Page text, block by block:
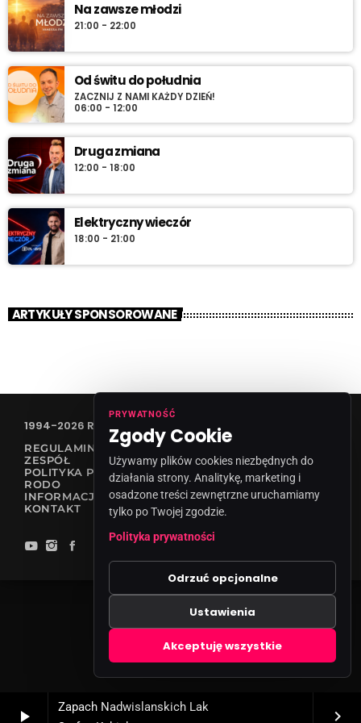
play_arrow
Zapach Nadwislanskich Lak
keyboard_arrow_right
Na zawsze młodzi
21:00 - 22:00
Od świtu do południa
ZACZNIJ Z NAMI KAŻDY DZIEŃ!
06:00 - 12:00
Druga zmiana
12:00 - 18:00
Elektryczny wieczór
18:00 - 21:00
ARTYKUŁY SPONSOROWANE
1994-2026 RADIO VANESSA SPÓŁKA Z O.O
REGULAMIN KONKURSÓW
ZESPÓŁ
POLITYKA PRYWATNOŚCI
RODO
INFORMACJA O NADAWCY
KONTAKT
PRYWATNOŚĆ
Zgody Cookie
Używamy plików cookies niezbędnych do
działania strony. Analitykę, marketing i
osadzone treści zewnętrzne uruchamiamy
tylko po Twojej zgodzie.
Polityka prywatności
Odrzuć opcjonalne
Ustawienia
Akceptuję wszystkie
Zgody cookies